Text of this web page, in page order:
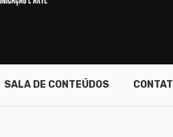
SALA DE CONTEÚDOS